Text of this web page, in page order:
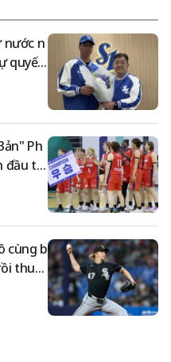
dài sau khi tai nạn xảy r
nước n
quyết
Ph
đầu tiê
S
cùng b
thua
liên t